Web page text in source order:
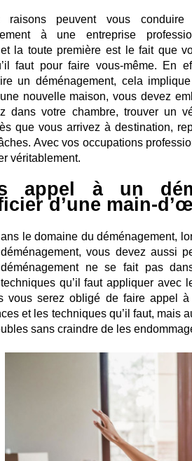
raisons peuvent vous
à une entreprise
la toute première est le fait que
faut pour faire vous-même. En
un déménagement, cela
nouvelle maison, vous devez
dans votre chambre, trouver un
que vous arrivez à destination,
Avec vos occupations
véritablement.
appel à un
d’une main-
ans le domaine du déménagement,
déménagement, vous devez aussi
déménagement ne se fait pas
techniques qu’il faut appliquer avec
vous serez obligé de faire appel
et les techniques qu’il faut, mais
sans craindre de les